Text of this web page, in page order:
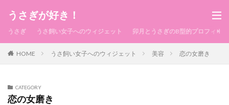
うさぎが好き！
うさぎ うさ飼い女子へのウィジェット 卯月とうさぎのB型的プロフィール
HOME うさ飼い女子へのウィジェット 美容 恋の女磨き
CATEGORY
恋の女磨き